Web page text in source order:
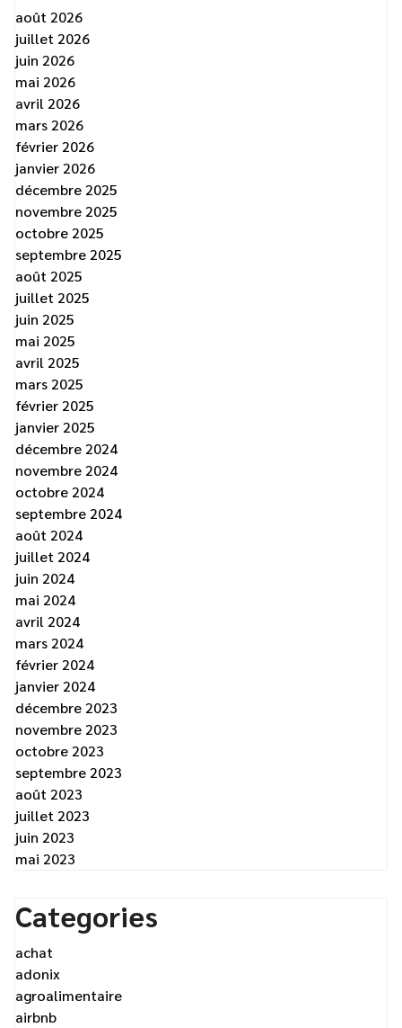
août 2026
juillet 2026
juin 2026
mai 2026
avril 2026
mars 2026
février 2026
janvier 2026
décembre 2025
novembre 2025
octobre 2025
septembre 2025
août 2025
juillet 2025
juin 2025
mai 2025
avril 2025
mars 2025
février 2025
janvier 2025
décembre 2024
novembre 2024
octobre 2024
septembre 2024
août 2024
juillet 2024
juin 2024
mai 2024
avril 2024
mars 2024
février 2024
janvier 2024
décembre 2023
novembre 2023
octobre 2023
septembre 2023
août 2023
juillet 2023
juin 2023
mai 2023
Categories
achat
adonix
agroalimentaire
airbnb